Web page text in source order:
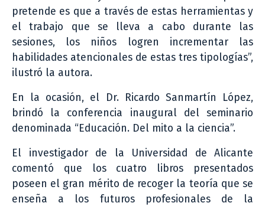
pretende es que a través de estas herramientas y
el trabajo que se lleva a cabo durante las
sesiones, los niños logren incrementar las
habilidades atencionales de estas tres tipologías”,
ilustró la autora.
En la ocasión, el Dr. Ricardo Sanmartín López,
brindó la conferencia inaugural del seminario
denominada “Educación. Del mito a la ciencia”.
El investigador de la Universidad de Alicante
comentó que los cuatro libros presentados
poseen el gran mérito de recoger la teoría que se
enseña a los futuros profesionales de la